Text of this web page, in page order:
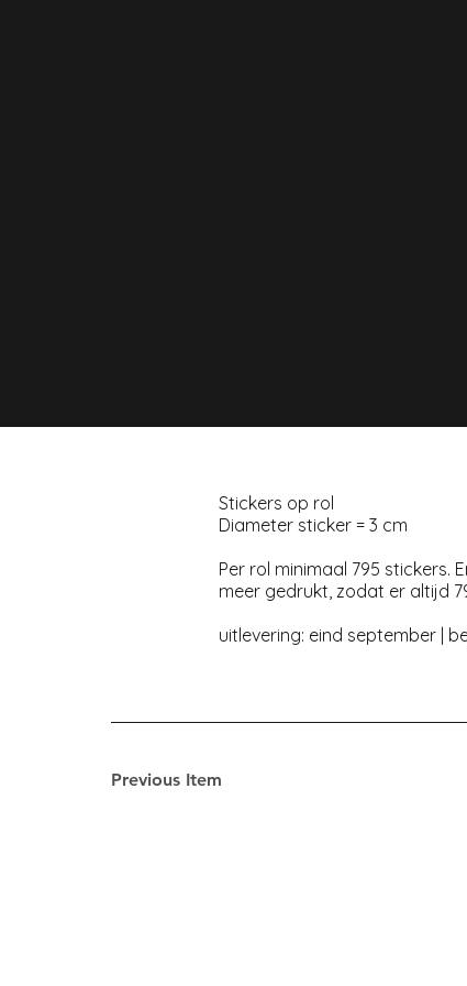
Previous Item
Stickers op rol
Diameter sticker = 3 cm
Per rol minimaal 795 stickers.
meer gedrukt, zodat er altijd
uitlevering: eind september |